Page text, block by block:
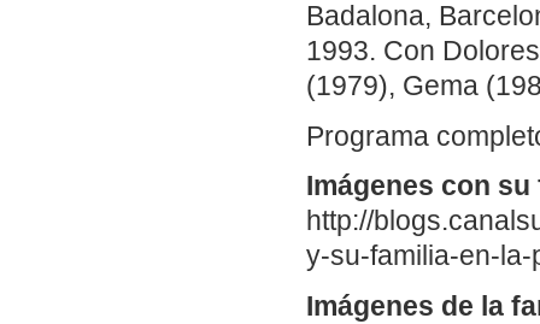
Badalona,
1993. Con
(1979), Gema
Programa
Imágenes con
http://
y-su-familia-en-
Imágenes de la